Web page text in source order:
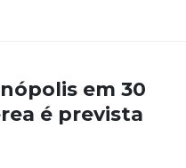
em 30
é prevista